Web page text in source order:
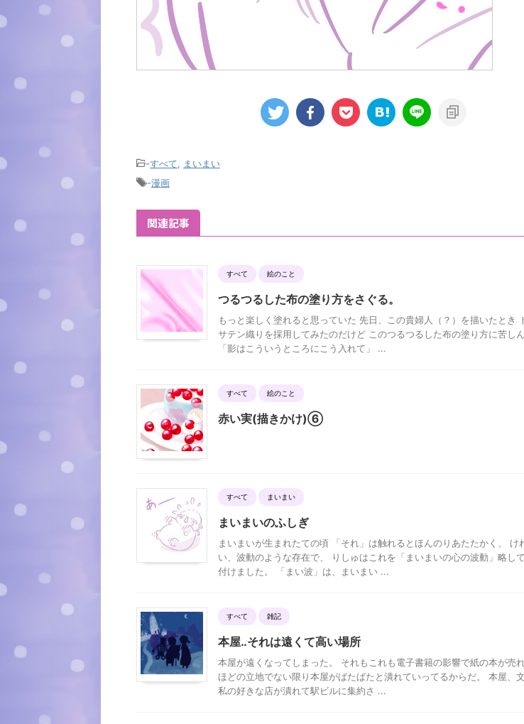
-すべて
まいまい
-漫画
関連記事
すべて 絵のこと
つるつるした布の塗り方をさぐる。
もっと楽しく塗れると思っていた 先日、この貴婦人（？）を描いたとき
サテン織りを採用してみたのだけど このつるつるした布の塗り方に苦し
「影はこういうところにこう入れて」 ...
すべて 絵のこと
赤い実(描きかけ)⑥
すべて まいまい
まいまいのふしぎ
まいまいが生まれたての頃 「それ」は触れるとほんのりあたたかく、 け
い、波動のような存在で、 りしゅはこれを「まいまいの心の波動」略し
付けました。 「まい波」は、まいまい ...
すべて 雑記
本屋‥それは遠くて高い場所
本屋が遠くなってしまった。 それもこれも電子書籍の影響で紙の本が売
ほどの立地でない限り本屋がばたばたと潰れていってるからだ。 本屋、文
私の好きな店が潰れて駅ビルに集約さ ...